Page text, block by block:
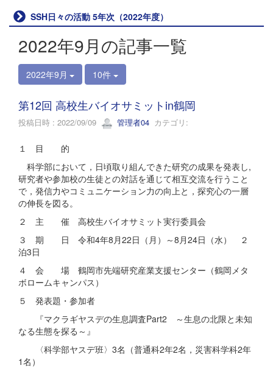
SSH日々の活動 5年次（2022年度）
2022年9月の記事一覧
2022年9月 10件
第12回 高校生バイオサミットin鶴岡
投稿日時 : 2022/09/09 管理者04 カテゴリ:
１ 目 的
科学部において，日頃取り組んできた研究の成果を発表し,
研究者や参加校の生徒との対話を通じて相互交流を行うこと
で，発信力やコミュニケーション力の向上と，探究心の一層
の伸長を図る。
２ 主 催 高校生バイオサミット実行委員会
３ 期 日 令和4年8月22日（月）～8月24日（水） ２
泊3日
４ 会 場 鶴岡市先端研究産業支援センター（鶴岡メタ
ボロームキャンパス）
５ 発表題・参加者
『マクラギヤスデの生息調査Part2 ～生息の北限と未知
なる生態を探る～』
〈科学部ヤスデ班〉3名（普通科2年2名，災害科学科2年
1名）